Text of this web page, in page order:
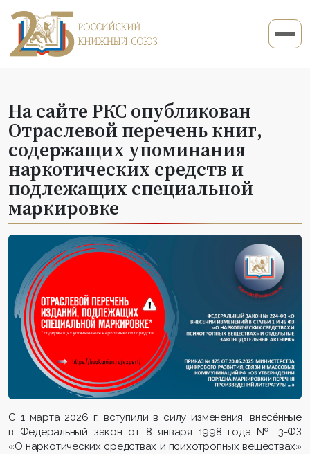
На сайте РКС опубликован
Отраслевой перечень книг,
содержащих упоминания
наркотических средств и
подлежащих специальной
маркировке
С 1 марта 2026 г. вступили в силу изменения, внесённые
в Федеральный закон от 8 января 1998 года № 3-ФЗ
«О наркотических средствах и психотропных веществах»